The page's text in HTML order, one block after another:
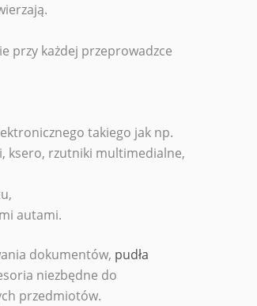
przy każdej przeprowadzce
takiego jak np.
ksero, rzutniki multimedialne,
autami.
dokumentów, pudła
niezbędne do
przedmiotów.